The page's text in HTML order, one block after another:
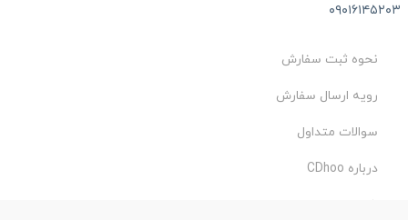
۰۹۰۱۶۱۴۵۲۰۳
نحوه ثبت سفارش
رویه ارسال سفارش
سوالات متداول
درباره CDhoo